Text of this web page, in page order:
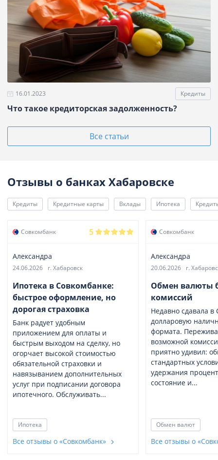
16.01.2023 Кредиты
Что такое кредиторская задолженность?
Все статьи
Отзывы о банках Хабаровске
Кредиты Кредитные карты Вклады Ипотека
Совкомбанк 5
Александра
24.06.2026 г. Хабаровск
Ипотека в Совкомбанке:
быстрое оформление, но
дорогая страховка
Банк радует удобным
приложением для оплаты и
быстрым выходом на сделку, но
огорчает высокой стоимостью
обязательной страховки и
навязыванием дополнительных
услуг при подписании договора
ипотечного. Обслуживать...
Ипотека
Все отзывы о «Совкомбанк»
Совкомбанк
Александра
20.06.2026 г.
Обмен валюты
комиссий
Недавно сдавала в
долларовую
формата.
возможной
приятно удивил:
стандартных
удержания
состояние и...
Обмен валют
Все отзывы о